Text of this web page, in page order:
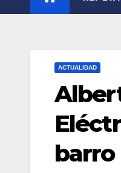
ACTUALIDAD
barro